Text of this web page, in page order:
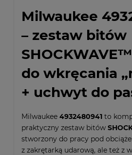
Milwaukee
– zestaw bitów
do wkręcania
+ uchwyt do
Milwaukee 4932480941 to
praktyczny zestaw bitów
stworzony do pracy pod
z zakrętarką udarową, ale też z